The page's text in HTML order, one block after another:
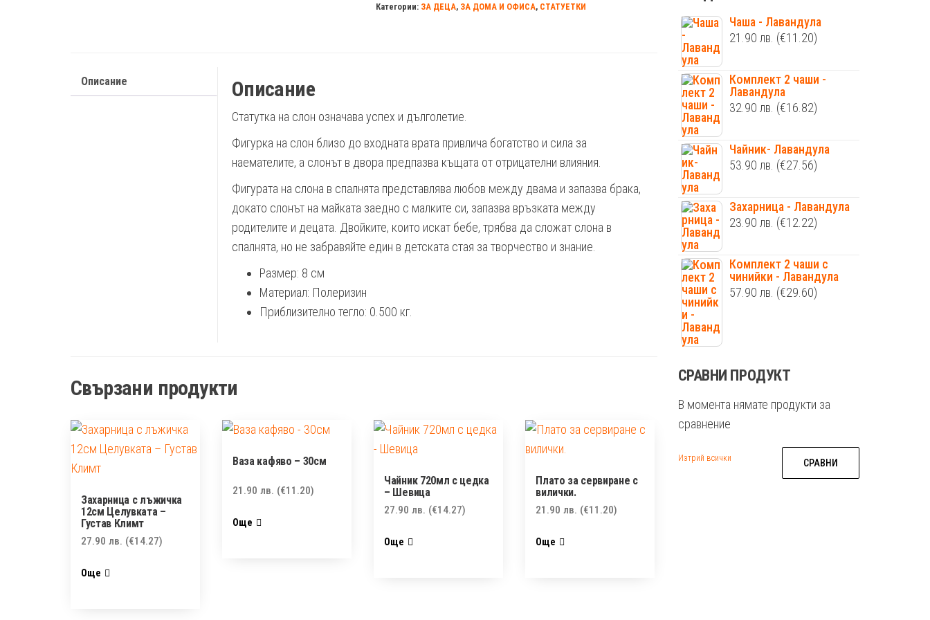
Категории: ЗА ДЕЦА, ЗА ДОМА И ОФИСА, СТАТУЕТКИ
Описание Описание
Статутка на слон означава успех и дълголетие.
Фигурка на слон близо до входната врата привлича богатство и сила за
наемателите, а слонът в двора предпазва къщата от отрицателни влияния.
Фигурата на слона в спалнята представлява любов между двама и запазва брака,
докато слонът на майката заедно с малките си, запазва връзката между
родителите и децата. Двойките, които искат бебе, трябва да сложат слона в
спалнята, но не забравяйте един в детската стая за творчество и знание.
Размер: 8 см
Материал: Полеризин
Приблизително тегло: 0.500 кг.
Свързани продукти
Захарница с лъжичка
12см Целувката –
Густав Климт
27.90 лв. (€14.27)
Още
Ваза кафяво – 30см
21.90лв. (€11.20)
Още
Чайник 720мл с цедка
– Шевица
27.90лв. (€14.27)
Още
Плато за сервиране с
вилички.
21.90лв. (€11.20)
Още
Чаша - Лавандула
21.90 лв. (€11.20)
Комплект 2 чаши -
Лавандула
32.90 лв. (€16.82)
Чайник- Лавандула
53.90 лв. (€27.56)
Захарница - Лавандула
23.90 лв. (€12.22)
Комплект 2 чаши с
чинийки - Лавандула
57.90 лв. (€29.60)
СРАВНИ ПРОДУКТ
В момента нямате продукти за
сравнение
Изтрий всички СРАВНИ